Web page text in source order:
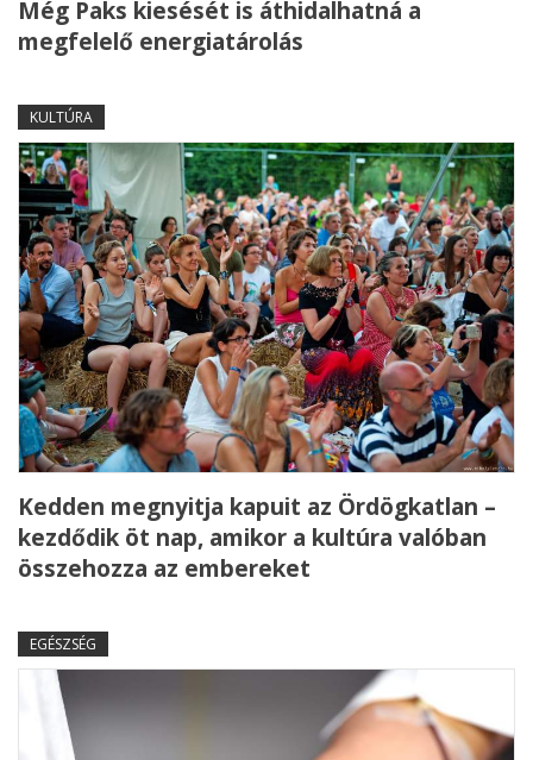
Még Paks kiesését is áthidalhatná a
megfelelő energiatárolás
KULTÚRA
Kedden megnyitja kapuit az Ördögkatlan –
kezdődik öt nap, amikor a kultúra valóban
összehozza az embereket
EGÉSZSÉG